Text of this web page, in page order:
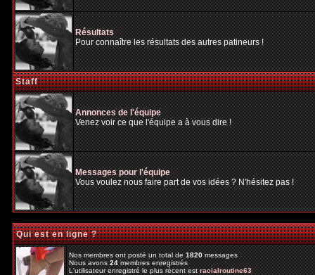
Résultats
Pour connaître les résultats des autres patineurs !
Staff
Annonces de l'équipe
Venez voir ce que l'équipe a à vous dire !
Messages pour l'équipe
Vous voulez nous faire part de vos idées ? N'hésitez pas !
Qui est en ligne ?
Nos membres ont posté un total de1820messages
Nous avons24membres enregistrés
L'utilisateur enregistré le plus récent estracialroutine63